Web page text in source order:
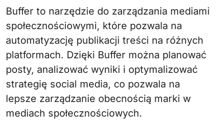
Buffer to narzędzie do zarządzania mediami
społecznościowymi, które pozwala na
automatyzację publikacji treści na różnych
platformach. Dzięki Buffer można planować
posty, analizować wyniki i optymalizować
strategię social media, co pozwala na
lepsze zarządzanie obecnością marki w
mediach społecznościowych.